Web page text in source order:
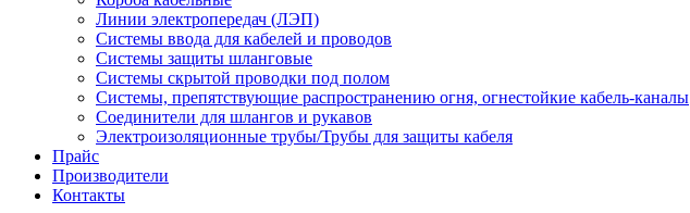
Линии электропередач (ЛЭП)
Системы ввода для кабелей и проводов
Системы защиты шланговые
Системы скрытой проводки под полом
Системы, препятствующие распространению огня, огнестойкие кабель-каналы
Соединители для шлангов и рукавов
Электроизоляционные трубы/Трубы для защиты кабеля
Прайс
Производители
Контакты